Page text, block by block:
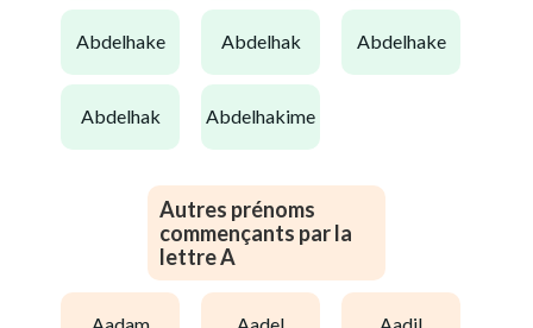
abdelhake abdelhak abdelhake
abdelhak abdelhakime
Autres prénoms
commençants par la
lettre A